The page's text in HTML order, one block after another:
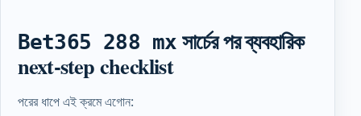
Bet365 288 mx সার্চের পর ব্যবহারিক
next-step checklist
পরের ধাপে এই ক্রমে এগোন: